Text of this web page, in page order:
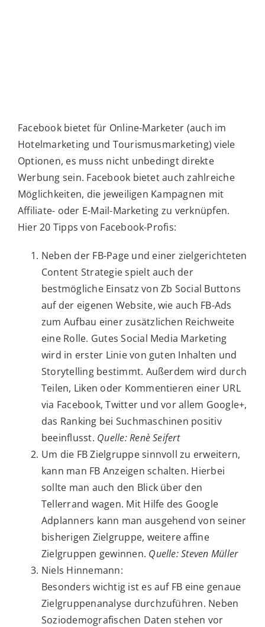
Facebook bietet für Online-Marketer (auch im
Hotelmarketing und Tourismusmarketing) viele
Optionen, es muss nicht unbedingt direkte
Werbung sein. Facebook bietet auch zahlreiche
Möglichkeiten, die jeweiligen Kampagnen mit
Affiliate- oder E-Mail-Marketing zu verknüpfen.
Hier 20 Tipps von Facebook-Profis:
Neben der FB-Page und einer zielgerichteten
Content Strategie spielt auch der
bestmögliche Einsatz von Zb Social Buttons
auf der eigenen Website, wie auch FB-Ads
zum Aufbau einer zusätzlichen Reichweite
eine Rolle. Gutes Social Media Marketing
wird in erster Linie von guten Inhalten und
Storytelling bestimmt. Außerdem wird durch
Teilen, Liken oder Kommentieren einer URL
via Facebook, Twitter und vor allem Google+,
das Ranking bei Suchmaschinen positiv
beeinflusst. Quelle: Renè Seifert
Um die FB Zielgruppe sinnvoll zu erweitern,
kann man FB Anzeigen schalten. Hierbei
sollte man auch den Blick über den
Tellerrand wagen. Mit Hilfe des Google
Adplanners kann man ausgehend von seiner
bisherigen Zielgruppe, weitere affine
Zielgruppen gewinnen. Quelle: Steven Müller
Niels Hinnemann:
Besonders wichtig ist es auf FB eine genaue
Zielgruppenanalyse durchzuführen. Neben
Soziodemografischen Daten stehen vor